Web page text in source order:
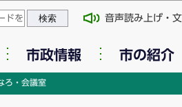
移動
音声読み上げ・
市政情報 市の紹介
ろ・会議室